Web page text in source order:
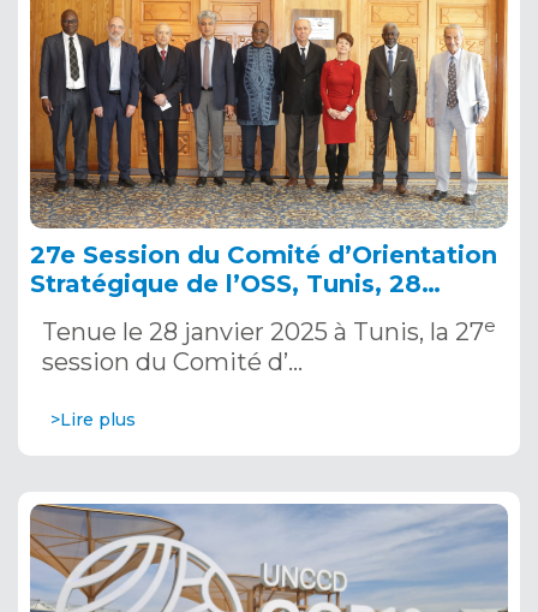
27e Session du Comité d’Orientation
Stratégique de l’OSS, Tunis, 28
Tenue le 28 janvier 2025 à Tunis, la 27e
session du Comité d’…
>Lire plus